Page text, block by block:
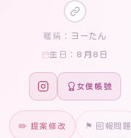
暱稱： ヨーたん
生日： 8月8日
女僕帳號
✏️ 提案修改 ⚑ 回報問題